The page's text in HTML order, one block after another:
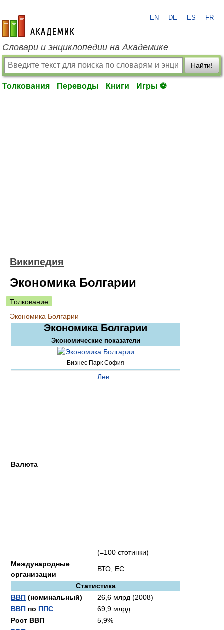
academic.ru
EN DE ES FR
Словари и энциклопедии на Академике
Найти!
Толкования Переводы Книги Игры ⚽
Википедия
Экономика Болгарии
Толкование
Экономика Болгарии
Экономика Болгарии
Экономические показатели
Бизнес Парк София
Валюта
Лев
(=100 стотинки)
Международные
организации
ВТО, ЕС
Статистика
ВВП (номинальный)
26,6 млрд (2008)
ВВП по ППС
69,9 млрд
Рост ВВП
5,9%